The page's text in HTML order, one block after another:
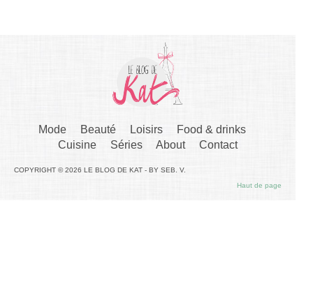
Mode Beauté Loisirs
Food & drinks
Cuisine
Séries About Contact
COPYRIGHT © 2026 LE BLOG DE KAT - BY SEB. V.
Haut de page